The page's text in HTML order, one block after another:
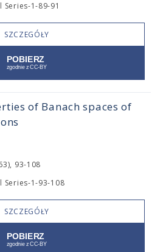
Series-1-89-91
SZCZEGÓŁY
of Banach spaces of
93-108
Series-1-93-108
SZCZEGÓŁY